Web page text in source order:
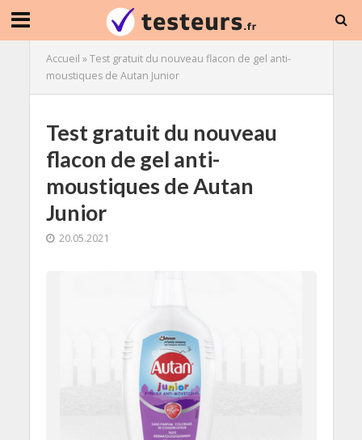
Accueil »Test gratuit du nouveau flacon de gel anti-
moustiques de Autan Junior
Test gratuit du nouveau
flacon de gel anti-
moustiques de Autan
Junior
20.05.2021